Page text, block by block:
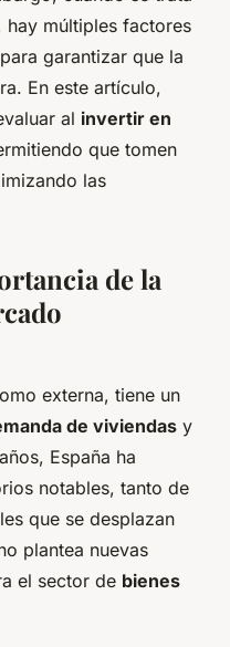
hay múltiples factores
garantizar que la
En este artículo,
al invertir en
que tomen
las
de la
externa, tiene un
de viviendas y
España ha
notables, tanto de
que se desplazan
plantea nuevas
el sector de bienes